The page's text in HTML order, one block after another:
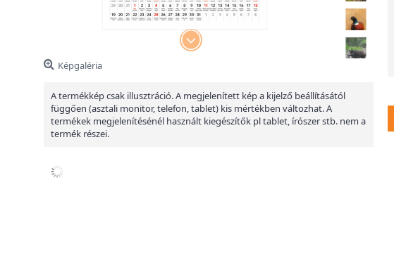
Képgaléria
A termékkép csak illusztráció. A megjelenített kép a kijelző beállításától
függően (asztali monitor, telefon, tablet) kis mértékben változhat. A
termékek megjelenítésénél használt kiegészítők pl tablet, írószer stb. nem a
termék részei.